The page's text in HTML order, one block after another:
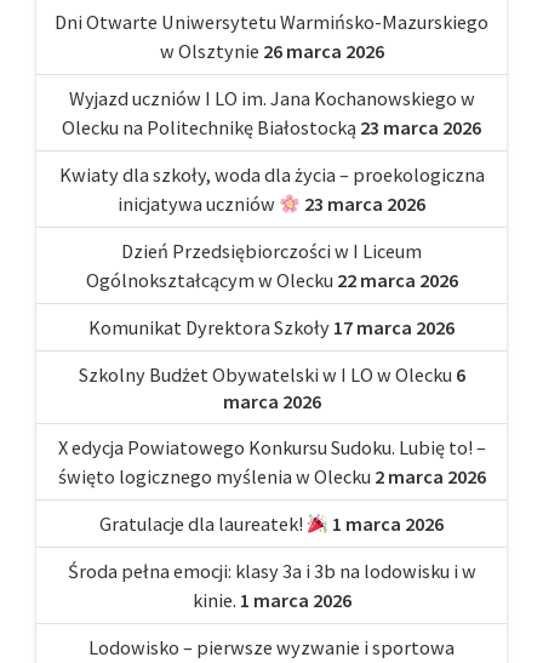
Dni Otwarte Uniwersytetu Warmińsko-Mazurskiego
w Olsztynie 26 marca 2026
Wyjazd uczniów I LO im. Jana Kochanowskiego w
Olecku na Politechnikę Białostocką 23 marca 2026
Kwiaty dla szkoły, woda dla życia – proekologiczna
inicjatywa uczniów
23 marca 2026
Dzień Przedsiębiorczości w I Liceum
Ogólnokształcącym w Olecku 22 marca 2026
Komunikat Dyrektora Szkoły 17 marca 2026
Szkolny Budżet Obywatelski w I LO w Olecku 6
marca 2026
X edycja Powiatowego Konkursu Sudoku. Lubię to! –
święto logicznego myślenia w Olecku 2 marca 2026
Gratulacje dla laureatek!
1 marca 2026
Środa pełna emocji: klasy 3a i 3b na lodowisku i w
kinie. 1 marca 2026
Lodowisko – pierwsze wyzwanie i sportowa